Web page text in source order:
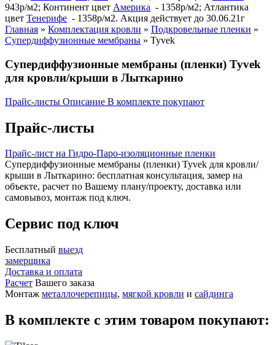
943р/м2; Континент цвет Америка - 1358р/м2; Атлантика
цвет Тенерифе - 1358р/м2. Акция действует до 30.06.21г
Главная » Комплектация кровли » Подкровельные пленки »
Супердиффузионные мембраны » Tyvek
Супердиффузионные мембраны (пленки) Tyvek
для кровли/крыши в Лыткарино
Прайс-листы Описание В комплекте покупают
Прайс-листы
Прайс-лист на Гидро-Паро-изоляционные пленки
Супердиффузионные мембраны (пленки) Tyvek для кровли/
крыши в Лыткарино: бесплатная консультация, замер на
объекте, расчет по Вашему плану/проекту, доставка или
самовывоз, монтаж под ключ.
Сервис под ключ
Бесплатный выезд
замерщика
Доставка и оплата
Расчет Вашего заказа
Монтаж металлочерепицы, мягкой кровли и сайдинга
В комплекте с этим товаром покупают: